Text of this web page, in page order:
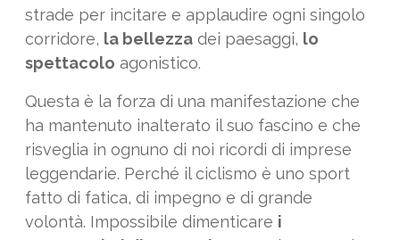
strade per incitare e applaudire ogni singolo
corridore, la bellezza dei paesaggi, lo
spettacolo agonistico.
Questa è la forza di una manifestazione che
ha mantenuto inalterato il suo fascino e che
risveglia in ognuno di noi ricordi di imprese
leggendarie. Perché il ciclismo è uno sport
fatto di fatica, di impegno e di grande
volontà. Impossibile dimenticare i